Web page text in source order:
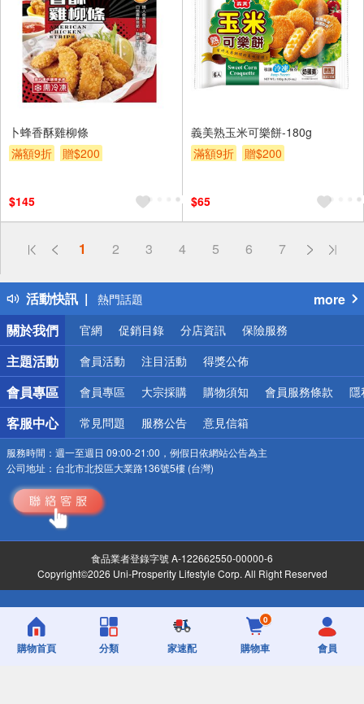
卜蜂香酥雞柳條
滿額9折
贈$200
$145
義美熟玉米可樂餅-180g
滿額9折
贈$200
$65
1 2 3 4 5 6 7
活動快訊
偏遠地區配送
得獎公告
熱門話題
銀行優惠
偏遠地區配送
詐騙網頁！請小心！
more
關於我們
官網 促銷目錄 分店資訊 保險服務
主題活動 會員活動 注目活動 得獎公佈
會員專區 會員專區 大宗採購 購物須知 會員服務條款 隱
客服中心 常見問題 服務公告 意見信箱
服務時間： 週一至週日 09:00-21:00，例假日依網站公告為主
公司地址： 台北市北投區大業路136號5樓 (台灣)
食品業者登錄字號 A-122662550-00000-6
Copyright©2026 Uni-Prosperity Lifestyle Corp. All Right Reserved
購物首頁 分類 家速配
0
購物車 會員